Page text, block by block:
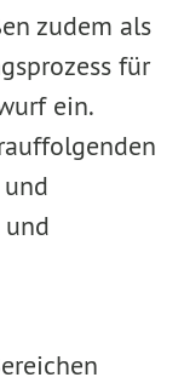
zudem als
für
ein.